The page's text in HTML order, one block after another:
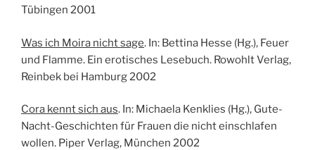
Tübingen 2001
Was ich Moira nicht sage. In: Bettina Hesse (Hg.), Feuer
und Flamme. Ein erotisches Lesebuch. Rowohlt Verlag,
Reinbek bei Hamburg 2002
Cora kennt sich aus. In: Michaela Kenklies (Hg.), Gute-
Nacht-Geschichten für Frauen die nicht einschlafen
wollen. Piper Verlag, München 2002